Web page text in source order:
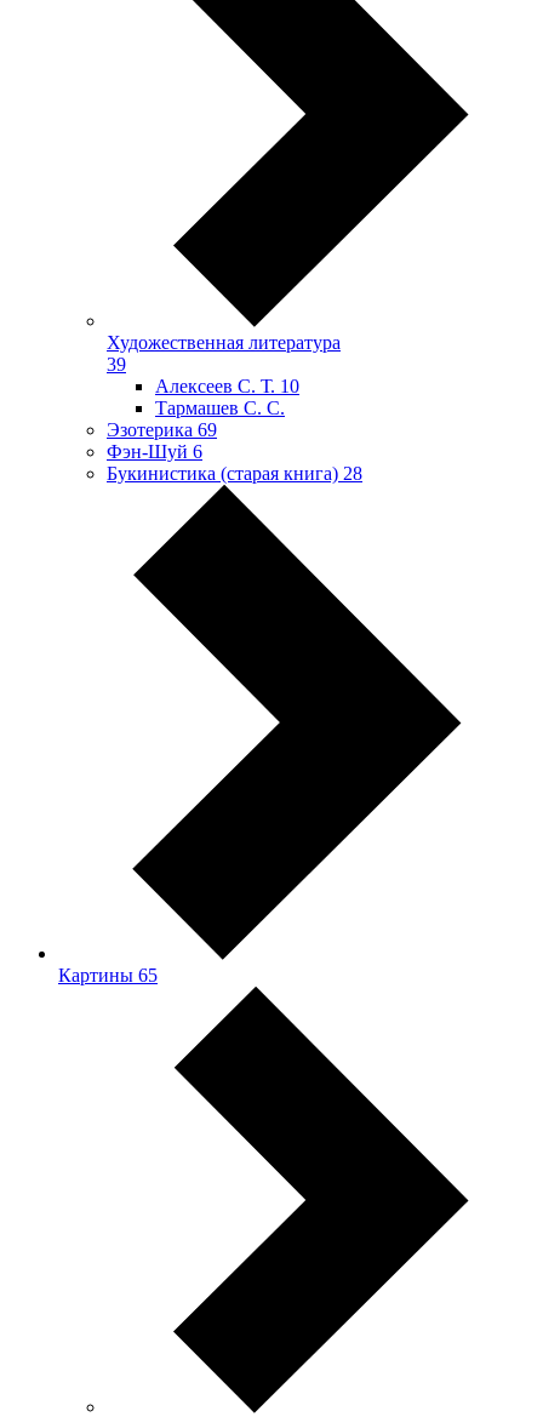
Художественная литература
39
Алексеев С. Т. 10
Тармашев С. С.
Эзотерика 69
Фэн-Шуй 6
Букинистика (старая книга) 28
Картины 65